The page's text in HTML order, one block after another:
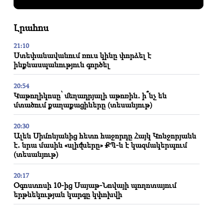
Լրահոս
21:10
Ստեփանավանում ռուս կինը փորձել է
ինքնասպանություն գործել
20:54
Կաթողիկոսը՝ մեղադրյալի աթոռին․ ի՞նչ են
մտածում քաղաքացիները (տեսանյութ)
20:30
Ալեն Սիմոնյանից հետո հաջորդը Հայկ Կոնջորյանն
է․ նրա մասին «սլիվները» ՔՊ-ն է կազմակերպում
(տեսանյութ)
20:17
Օգոստոսի 10-ից Սայաթ-Նովայի պողոտայում
երթևեկության կարգը կփոխվի